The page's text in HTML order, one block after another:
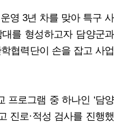
영 3년 차를 맞아 특구 사
를 형성하고자 담양군과
협력단이 손을 잡고 사업
프로그램 중 하나인 ‘담양
진로·적성 검사를 진행했